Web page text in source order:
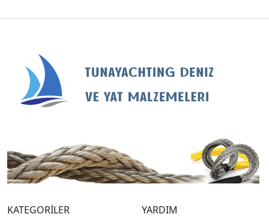
KATEGORİLER YARDIM